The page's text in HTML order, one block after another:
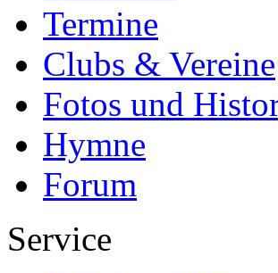
Termine
Clubs & Vereine
Fotos und
Hymne
Forum
Service